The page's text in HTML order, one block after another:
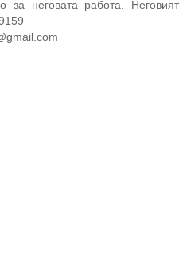
за неговата работа. Неговият